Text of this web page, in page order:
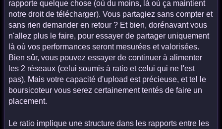
rapporte quelque chose (où du moins, là où ça maintient
notre droit de télécharger). Vous partagiez sans compter et
sans rien demander en retour ? Et bien, dorénavant vous
n'allez plus le faire, pour essayer de partager uniquement
là où vos performances seront mesurées et valorisées.
Bien sûr, vous pouvez essayer de continuer à alimenter
les 2 réseaux (celui soumis à ratio et celui qui ne l'est
pas), Mais votre capacité d'upload est précieuse, et tel le
boursicoteur vous serez certainement tentés de faire un
placement.
Le ratio implique une structure dans les rapports entre les